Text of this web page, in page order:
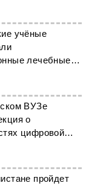
учёные
лечебные
ВУЗе
о
цифровой
пройдет